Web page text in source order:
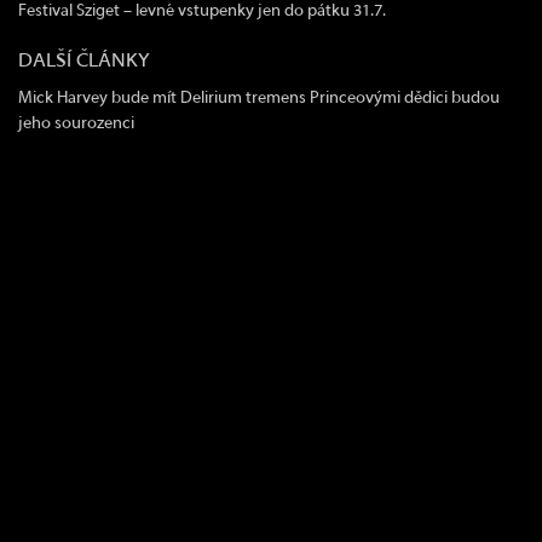
Festival Sziget – levné vstupenky jen do pátku 31.7.
DALŠÍ ČLÁNKY
Mick Harvey bude mít Delirium tremens Princeovými dědici budou
jeho sourozenci